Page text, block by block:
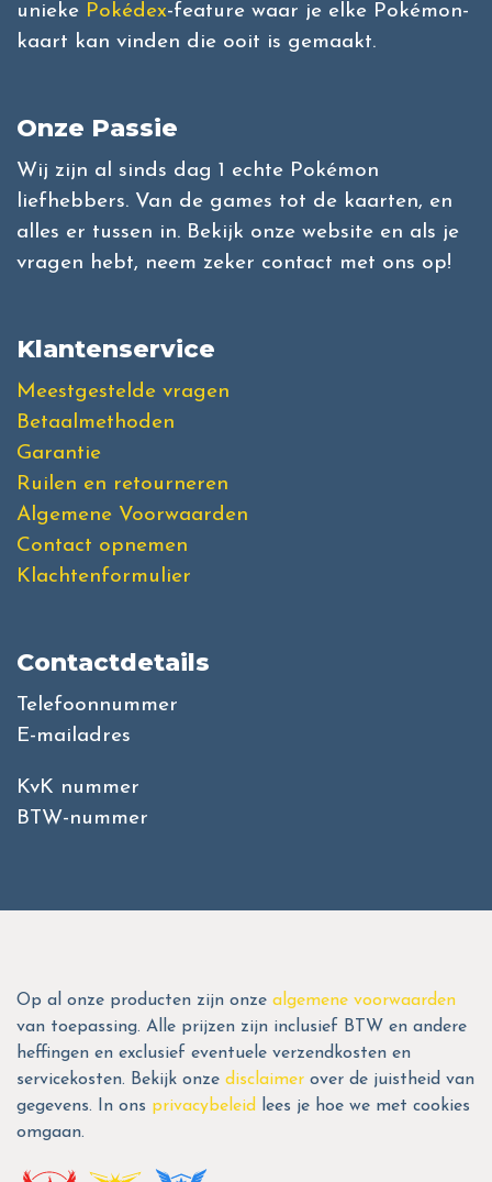
unieke Pokédex-feature waar je elke Pokémon-
kaart kan vinden die ooit is gemaakt.
Onze Passie
Wij zijn al sinds dag 1 echte Pokémon
liefhebbers. Van de games tot de kaarten, en
alles er tussen in. Bekijk onze website en als je
vragen hebt, neem zeker contact met ons op!
Klantenservice
Meestgestelde vragen
Betaalmethoden
Garantie
Ruilen en retourneren
Algemene Voorwaarden
Contact opnemen
Klachtenformulier
Contactdetails
Telefoonnummer
E-mailadres
KvK nummer
BTW-nummer
Op al onze producten zijn onze algemene voorwaarden
van toepassing. Alle prijzen zijn inclusief BTW en andere
heffingen en exclusief eventuele verzendkosten en
servicekosten. Bekijk onze disclaimer over de juistheid van
gegevens. In ons privacybeleid
lees je hoe we met cookies
omgaan.